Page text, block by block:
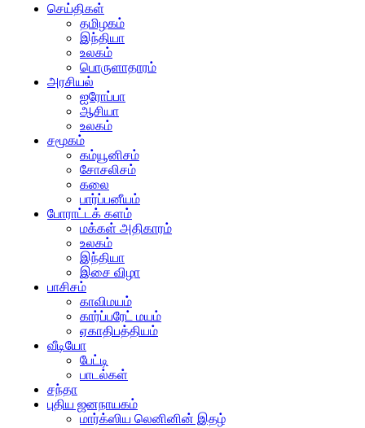
செய்திகள்
தமிழகம்
இந்தியா
உலகம்
பொருளாதாரம்
அரசியல்
ஐரோப்பா
ஆசியா
உலகம்
சமூகம்
கம்யூனிசம்
சோசலிசம்
கலை
பார்ப்பனீயம்
போராட்டக் களம்
மக்கள் அதிகாரம்
உலகம்
இந்தியா
இசை விழா
பாசிசம்
காவிமயம்
கார்ப்பரேட் மயம்
ஏகாதிபத்தியம்
வீடியோ
பேட்டி
பாடல்கள்
சந்தா
புதிய ஜனநாயகம்
மார்க்ஸிய லெனினின் இதழ்